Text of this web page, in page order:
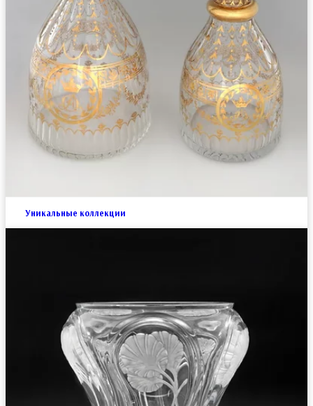
Уникальные коллекции